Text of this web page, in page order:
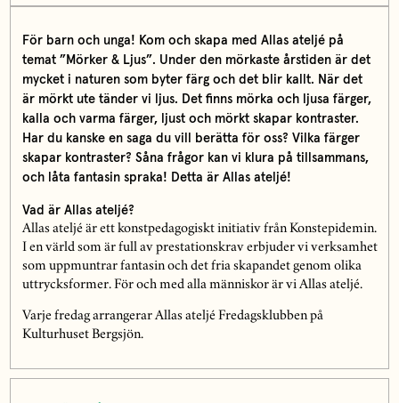
För barn och unga! Kom och skapa med Allas ateljé på
temat ”Mörker & Ljus”. Under den mörkaste årstiden är det
mycket i naturen som byter färg och det blir kallt. När det
är mörkt ute tänder vi ljus. Det finns mörka och ljusa färger,
kalla och varma färger, ljust och mörkt skapar kontraster.
Har du kanske en saga du vill berätta för oss? Vilka färger
skapar kontraster? Såna frågor kan vi klura på tillsammans,
och låta fantasin spraka! Detta är Allas ateljé!
Vad är Allas ateljé?
Allas ateljé är ett konstpedagogiskt initiativ från Konstepidemin.
I en värld som är full av prestationskrav erbjuder vi verksamhet
som uppmuntrar fantasin och det fria skapandet genom olika
uttrycksformer. För och med alla människor är vi Allas ateljé.
Varje fredag arrangerar Allas ateljé Fredagsklubben på
Kulturhuset Bergsjön.